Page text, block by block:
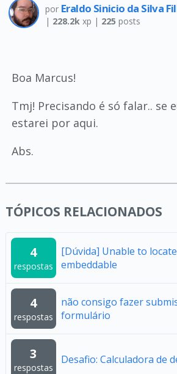
por Eraldo Sinicio da Silva
| 228.2k xp | 225 posts
Boa Marcus!
Tmj! Precisando é só falar.. se
estarei por aqui.
Abs.
TÓPICOS RELACIONADOS
4
respostas
[Dúvida] Unable to
embeddable
4
respostas
não consigo fazer
formulário
3
respostas
Desafio: Calculadora de